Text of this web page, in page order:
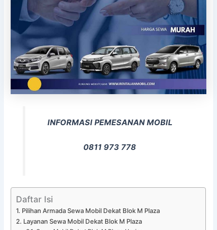
INFORMASI PEMESANAN MOBIL
0811 973 778
Daftar Isi
Pilihan Armada Sewa Mobil Dekat Blok M Plaza
Layanan Sewa Mobil Dekat Blok M Plaza